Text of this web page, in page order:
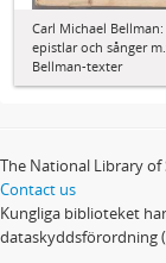
Carl Michael
epistlar och sånger
Bellman-texter
The National Library of
Contact us
Kungliga biblioteket
dataskyddsförordning